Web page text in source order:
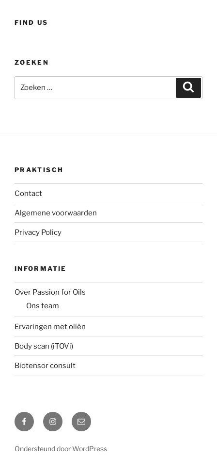
FIND US
ZOEKEN
naar:
PRAKTISCH
Contact
Algemene voorwaarden
Privacy Policy
INFORMATIE
Over Passion for Oils
Ons team
Ervaringen met oliën
Body scan (iTOVi)
Biotensor consult
FacebookInstagramEmail
Ondersteund door WordPress